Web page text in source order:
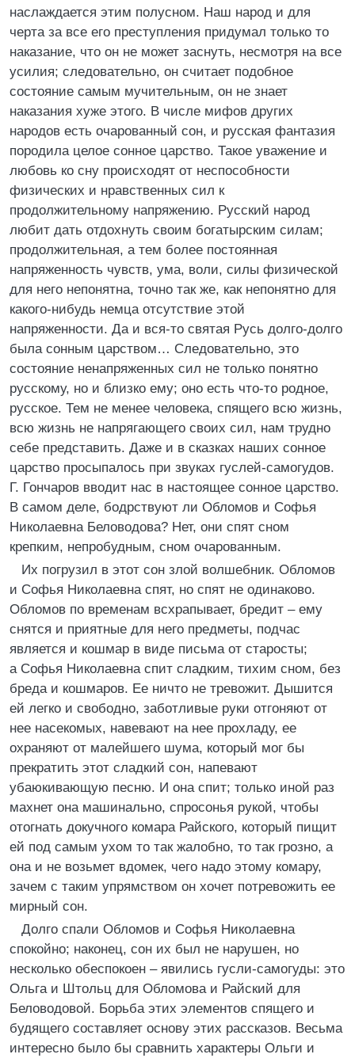
наслаждается этим полусном. Наш народ и для
черта за все его преступления придумал только то
наказание, что он не может заснуть, несмотря на все
усилия; следовательно, он считает подобное
состояние самым мучительным, он не знает
наказания хуже этого. В числе мифов других
народов есть очарованный сон, и русская фантазия
породила целое сонное царство. Такое уважение и
любовь ко сну происходят от неспособности
физических и нравственных сил к
продолжительному напряжению. Русский народ
любит дать отдохнуть своим богатырским силам;
продолжительная, а тем более постоянная
напряженность чувств, ума, воли, силы физической
для него непонятна, точно так же, как непонятно для
какого-нибудь немца отсутствие этой
напряженности. Да и вся-то святая Русь долго-долго
была сонным царством… Следовательно, это
состояние ненапряженных сил не только понятно
русскому, но и близко ему; оно есть что-то родное,
русское. Тем не менее человека, спящего всю жизнь,
всю жизнь не напрягающего своих сил, нам трудно
себе представить. Даже и в сказках наших сонное
царство просыпалось при звуках гуслей-самогудов.
Г. Гончаров вводит нас в настоящее сонное царство.
В самом деле, бодрствуют ли Обломов и Софья
Николаевна Беловодова? Нет, они спят сном
крепким, непробудным, сном очарованным.
Их погрузил в этот сон злой волшебник. Обломов
и Софья Николаевна спят, но спят не одинаково.
Обломов по временам всхрапывает, бредит – ему
снятся и приятные для него предметы, подчас
является и кошмар в виде письма от старосты;
а Софья Николаевна спит сладким, тихим сном, без
бреда и кошмаров. Ее ничто не тревожит. Дышится
ей легко и свободно, заботливые руки отгоняют от
нее насекомых, навевают на нее прохладу, ее
охраняют от малейшего шума, который мог бы
прекратить этот сладкий сон, напевают
убаюкивающую песню. И она спит; только иной раз
махнет она машинально, спросонья рукой, чтобы
отогнать докучного комара Райского, который пищит
ей под самым ухом то так жалобно, то так грозно, а
она и не возьмет вдомек, чего надо этому комару,
зачем с таким упрямством он хочет потревожить ее
мирный сон.
Долго спали Обломов и Софья Николаевна
спокойно; наконец, сон их был не нарушен, но
несколько обеспокоен – явились гусли-самогуды: это
Ольга и Штольц для Обломова и Райский для
Беловодовой. Борьба этих элементов спящего и
будящего составляет основу этих рассказов. Весьма
интересно было бы сравнить характеры Ольги и